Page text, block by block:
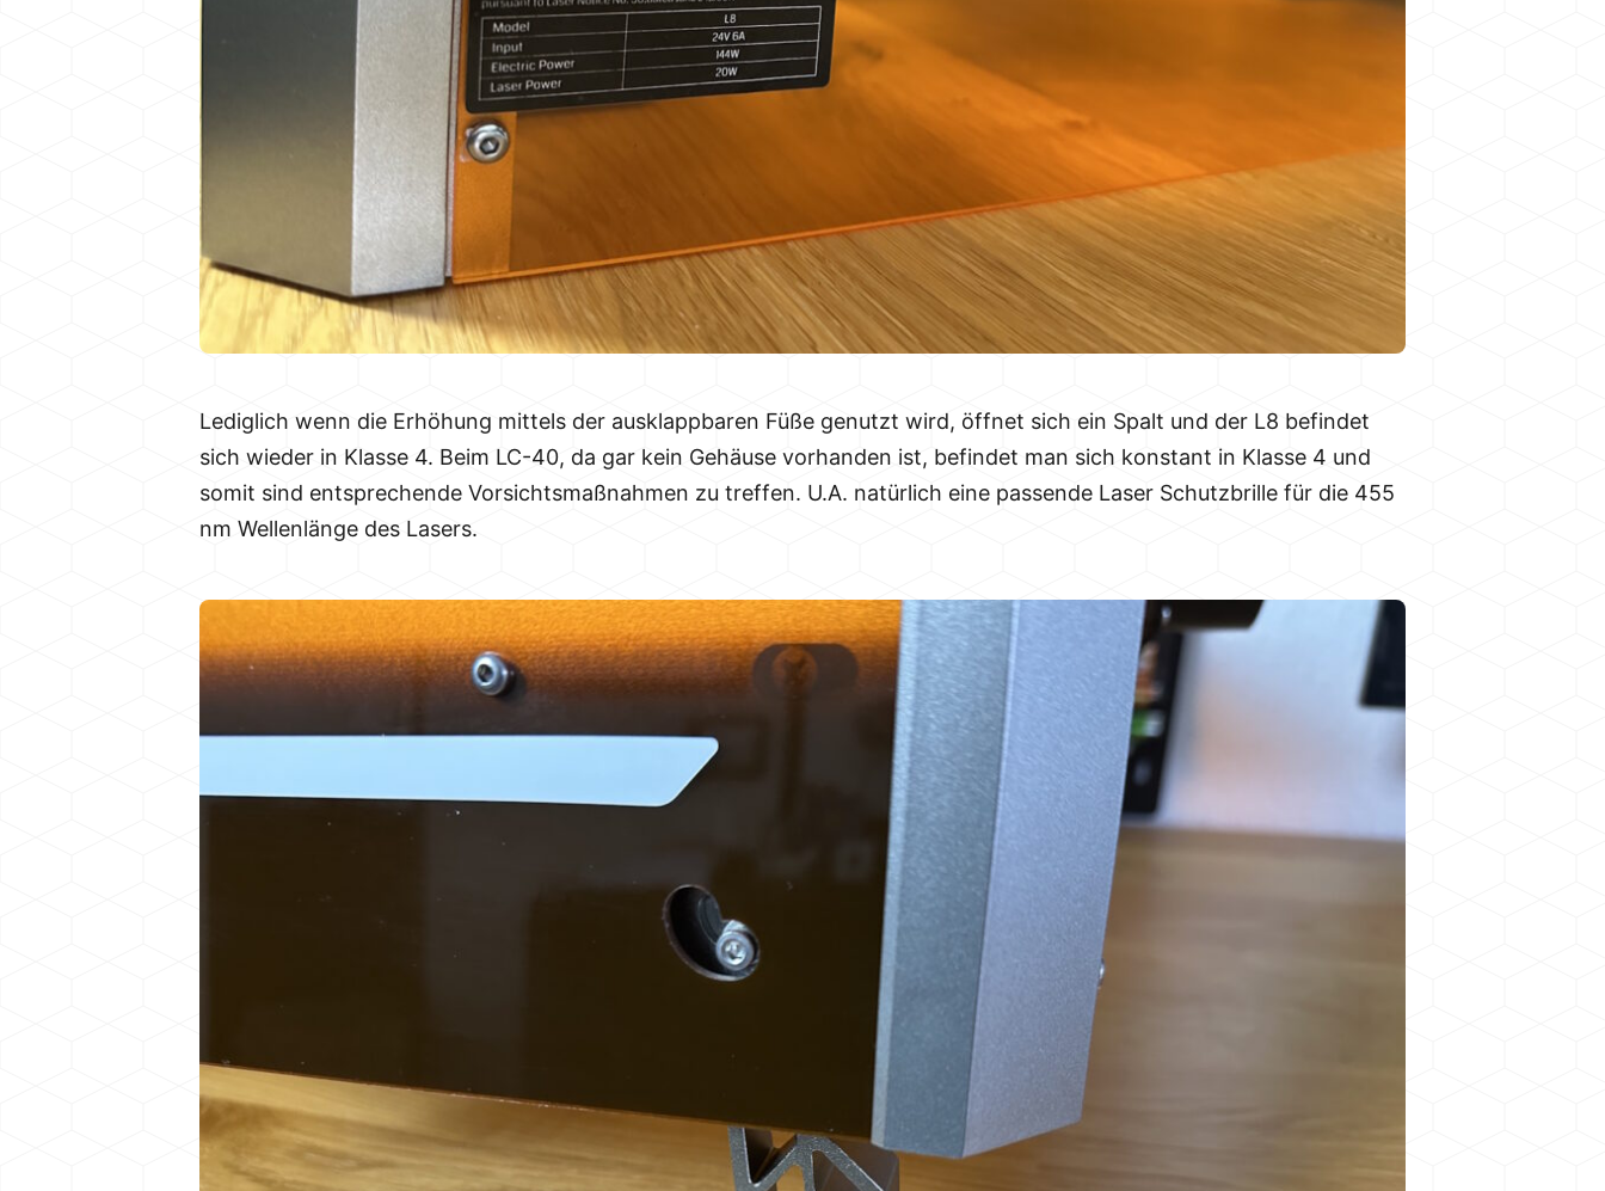
Lediglich wenn die Erhöhung mittels der ausklappbaren Füße genutzt wird, öffnet sich ein Spalt und der L8 befindet
sich wieder in Klasse 4. Beim LC-40, da gar kein Gehäuse vorhanden ist, befindet man sich konstant in Klasse 4 und
somit sind entsprechende Vorsichtsmaßnahmen zu treffen. U.A. natürlich eine passende Laser Schutzbrille für die 455
nm Wellenlänge des Lasers.